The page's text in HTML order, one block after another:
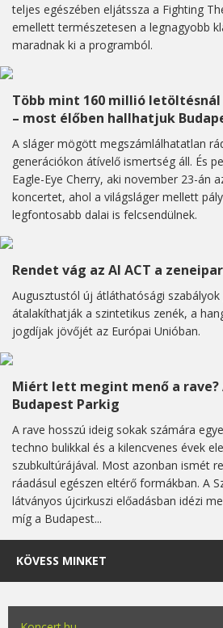
teljes egészében eljátssza a Fighting
emellett természetesen a legnagyobb
maradnak ki a programból.
Több mint 160 millió
– most élőben hallhatjuk
A sláger mögött megszámlálhatatlan
generációkon átívelő ismertség áll. És
Eagle-Eye Cherry, aki november 23-án
koncertet, ahol a világsláger mellett
legfontosabb dalai is felcsendülnek.
Rendet vág az AI ACT a
Augusztustól új átláthatósági szabályok
átalakíthatják a szintetikus zenék, a
jogdíjak jövőjét az Európai Unióban.
Miért lett megint menő a rave?
Budapest Parkig
A rave hosszú ideig sokak számára
techno bulikkal és a kilencvenes évek
szubkultúrájával. Most azonban ismét
ráadásul egészen eltérő formákban. A
látványos újcirkuszi előadásban idézi
míg a Budapest...
KÖVESS MINKET